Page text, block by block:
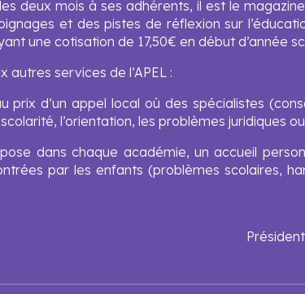
deux mois à ses adhérents, il est le
et des pistes de réflexion sur
une cotisation de 17,50€ en début d’année
services de l’APEL :
d’un appel local où des spécialistes
l’orientation, les problèmes juridiques
dans chaque académie, un accueil
par les enfants (problèmes scolaires,